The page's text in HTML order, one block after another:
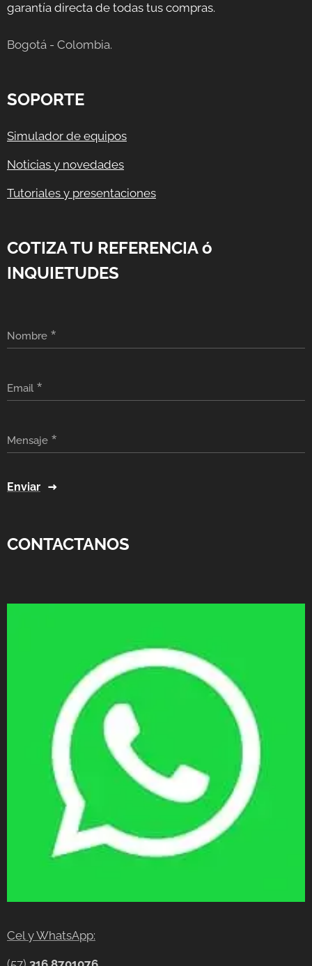
garantía directa de todas tus compras.
Bogotá - Colombia.
SOPORTE
Simulador de equipos
Noticias y novedades
Tutoriales y presentaciones
COTIZA TU REFERENCIA ó
INQUIETUDES
Nombre
Email
Mensaje
Enviar
CONTACTANOS
Cel y WhatsApp: